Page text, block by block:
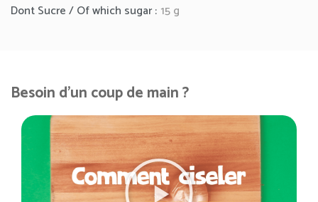
Dont Sucre / Of which sugar : 15 g
Besoin d'un coup de main ?